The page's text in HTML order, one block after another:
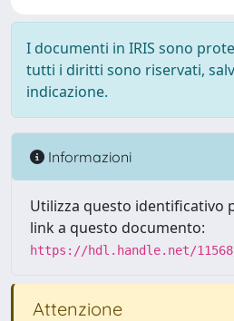
I documenti in IRIS sono
tutti i diritti sono riservati,
indicazione.
Informazioni
Utilizza questo identificativo
link a questo documento:
https://hdl.handle.net/
Attenzione